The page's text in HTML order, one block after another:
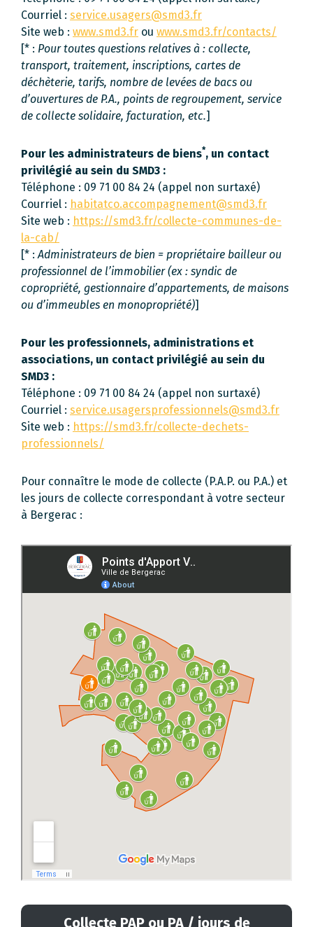
Courriel : service.usagers@smd3.fr
Site web : www.smd3.fr ou www.smd3.fr/contacts/
[* : Pour toutes questions relatives à : collecte,
transport, traitement, inscriptions, cartes de
déchèterie, tarifs, nombre de levées de bacs ou
d’ouvertures de P.A., points de regroupement, service
de collecte solidaire, facturation, etc.]
Pour les administrateurs de biens*, un contact
privilégié au sein du SMD3 :
Téléphone : 09 71 00 84 24 (appel non surtaxé)
Courriel : habitatco.accompagnement@smd3.fr
Site web : https://smd3.fr/collecte-communes-de-
la-cab/
[* :Administrateurs de bien = propriétaire bailleur ou
professionnel de l’immobilier (ex : syndic de
copropriété, gestionnaire d’appartements, de maisons
ou d’immeubles en monopropriété)]
Pour les professionnels, administrations et
associations, un contact privilégié au sein du
SMD3 :
Téléphone : 09 71 00 84 24 (appel non surtaxé)
Courriel : service.usagersprofessionnels@smd3.fr
Site web : https://smd3.fr/collecte-dechets-
professionnels/
Pour connaître le mode de collecte (P.A.P. ou P.A.) et
les jours de collecte correspondant à votre secteur
à Bergerac :
Collecte PAP ou PA / jours de